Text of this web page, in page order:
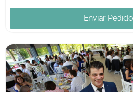
Enviar Pedido